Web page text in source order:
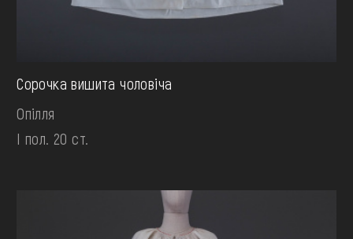
Сорочка вишита чоловіча
Опілля
І пол. 20 ст.